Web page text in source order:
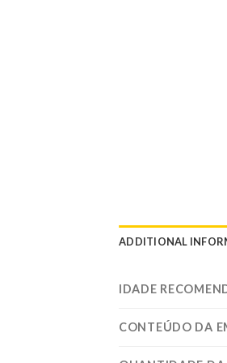
ADDITIONAL
IDADE
CONTEÚDO DA